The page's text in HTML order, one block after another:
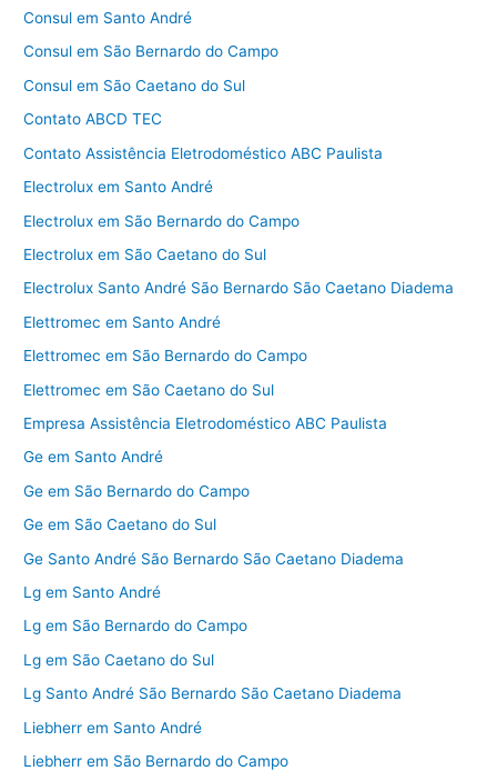
Consul em Santo André
Consul em São Bernardo do Campo
Consul em São Caetano do Sul
Contato ABCD TEC
Contato Assistência Eletrodoméstico ABC Paulista
Electrolux em Santo André
Electrolux em São Bernardo do Campo
Electrolux em São Caetano do Sul
Electrolux Santo André São Bernardo São Caetano Diadema
Elettromec em Santo André
Elettromec em São Bernardo do Campo
Elettromec em São Caetano do Sul
Empresa Assistência Eletrodoméstico ABC Paulista
Ge em Santo André
Ge em São Bernardo do Campo
Ge em São Caetano do Sul
Ge Santo André São Bernardo São Caetano Diadema
Lg em Santo André
Lg em São Bernardo do Campo
Lg em São Caetano do Sul
Lg Santo André São Bernardo São Caetano Diadema
Liebherr em Santo André
Liebherr em São Bernardo do Campo